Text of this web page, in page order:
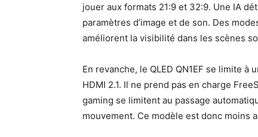
jouer aux formats 21:9 et 32:9. Une IA
paramètres d’image et de son. Des
améliorent la visibilité dans les scènes
En revanche, le QLED QN1EF se limite
HDMI 2.1. Il ne prend pas en charge
gaming se limitent au passage
mouvement. Ce modèle est donc moins